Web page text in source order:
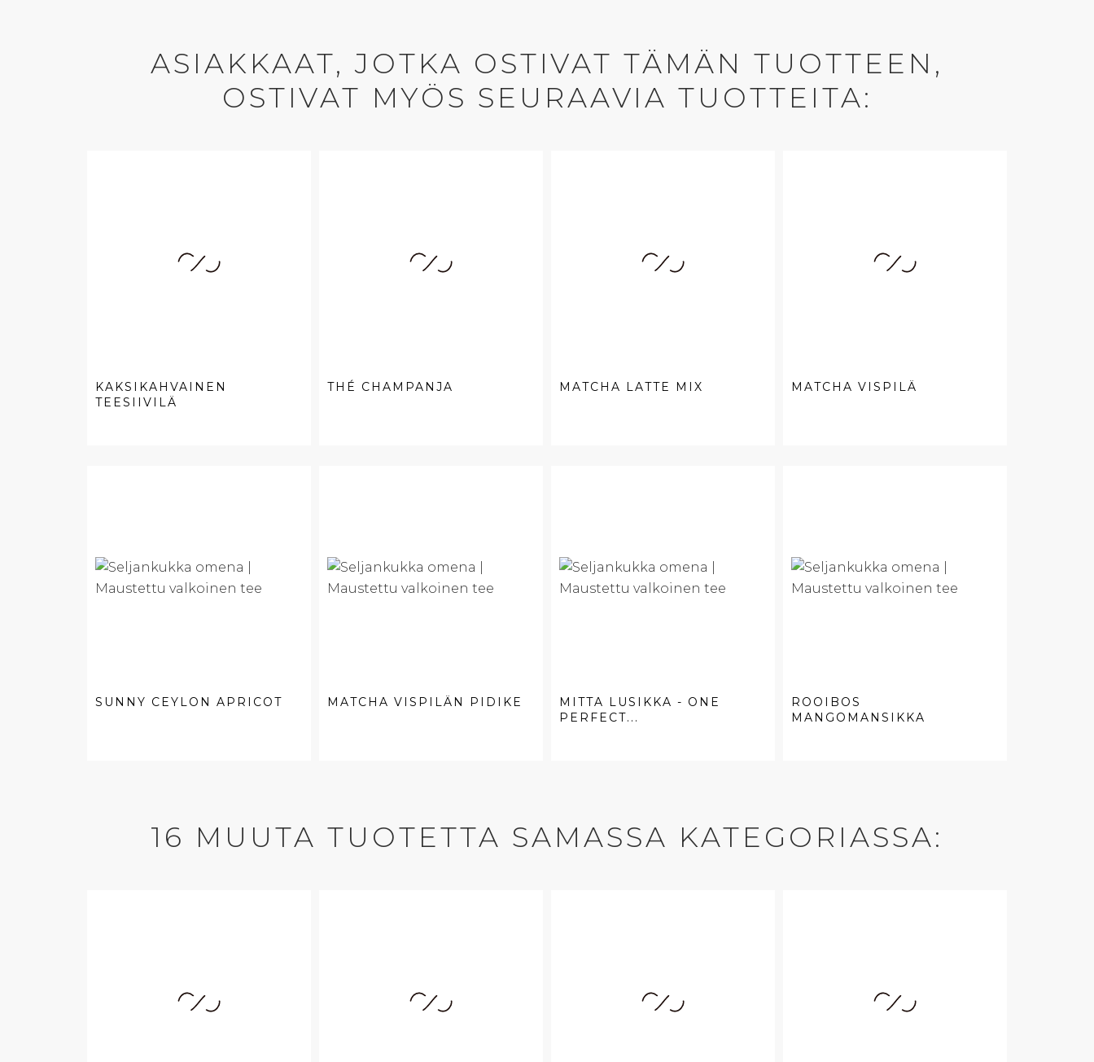
ASIAKKAAT, JOTKA OSTIVAT TÄMÄN TUOTTEEN,
OSTIVAT MYÖS SEURAAVIA TUOTTEITA:
KAKSIKAHVAINEN
TEESIIVILÄ
THÉ CHAMPANJA MATCHA LATTE MIX MATCHA VISPILÄ
SUNNY CEYLON APRICOT MATCHA VISPILÄN PIDIKE
MITTA LUSIKKA - ONE
PERFECT...
ROOIBOS
MANGOMANSIKKA
16 MUUTA TUOTETTA SAMASSA KATEGORIASSA: